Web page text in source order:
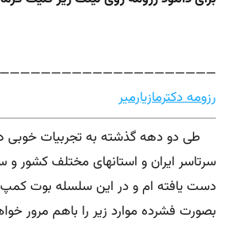
رزومه دکترمازیارمیر
طی دو دهه گذشته به تجربیات خوبی در
سرتاسر ایران و استانهای مختلف کشور و
دست یافته ام و در این سلسله بوت
بصورت فشرده موارد زیر را باهم مرور